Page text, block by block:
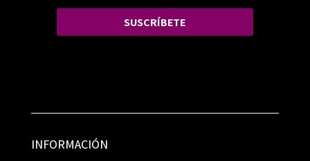
SUSCRÍBETE
INFORMACIÓN